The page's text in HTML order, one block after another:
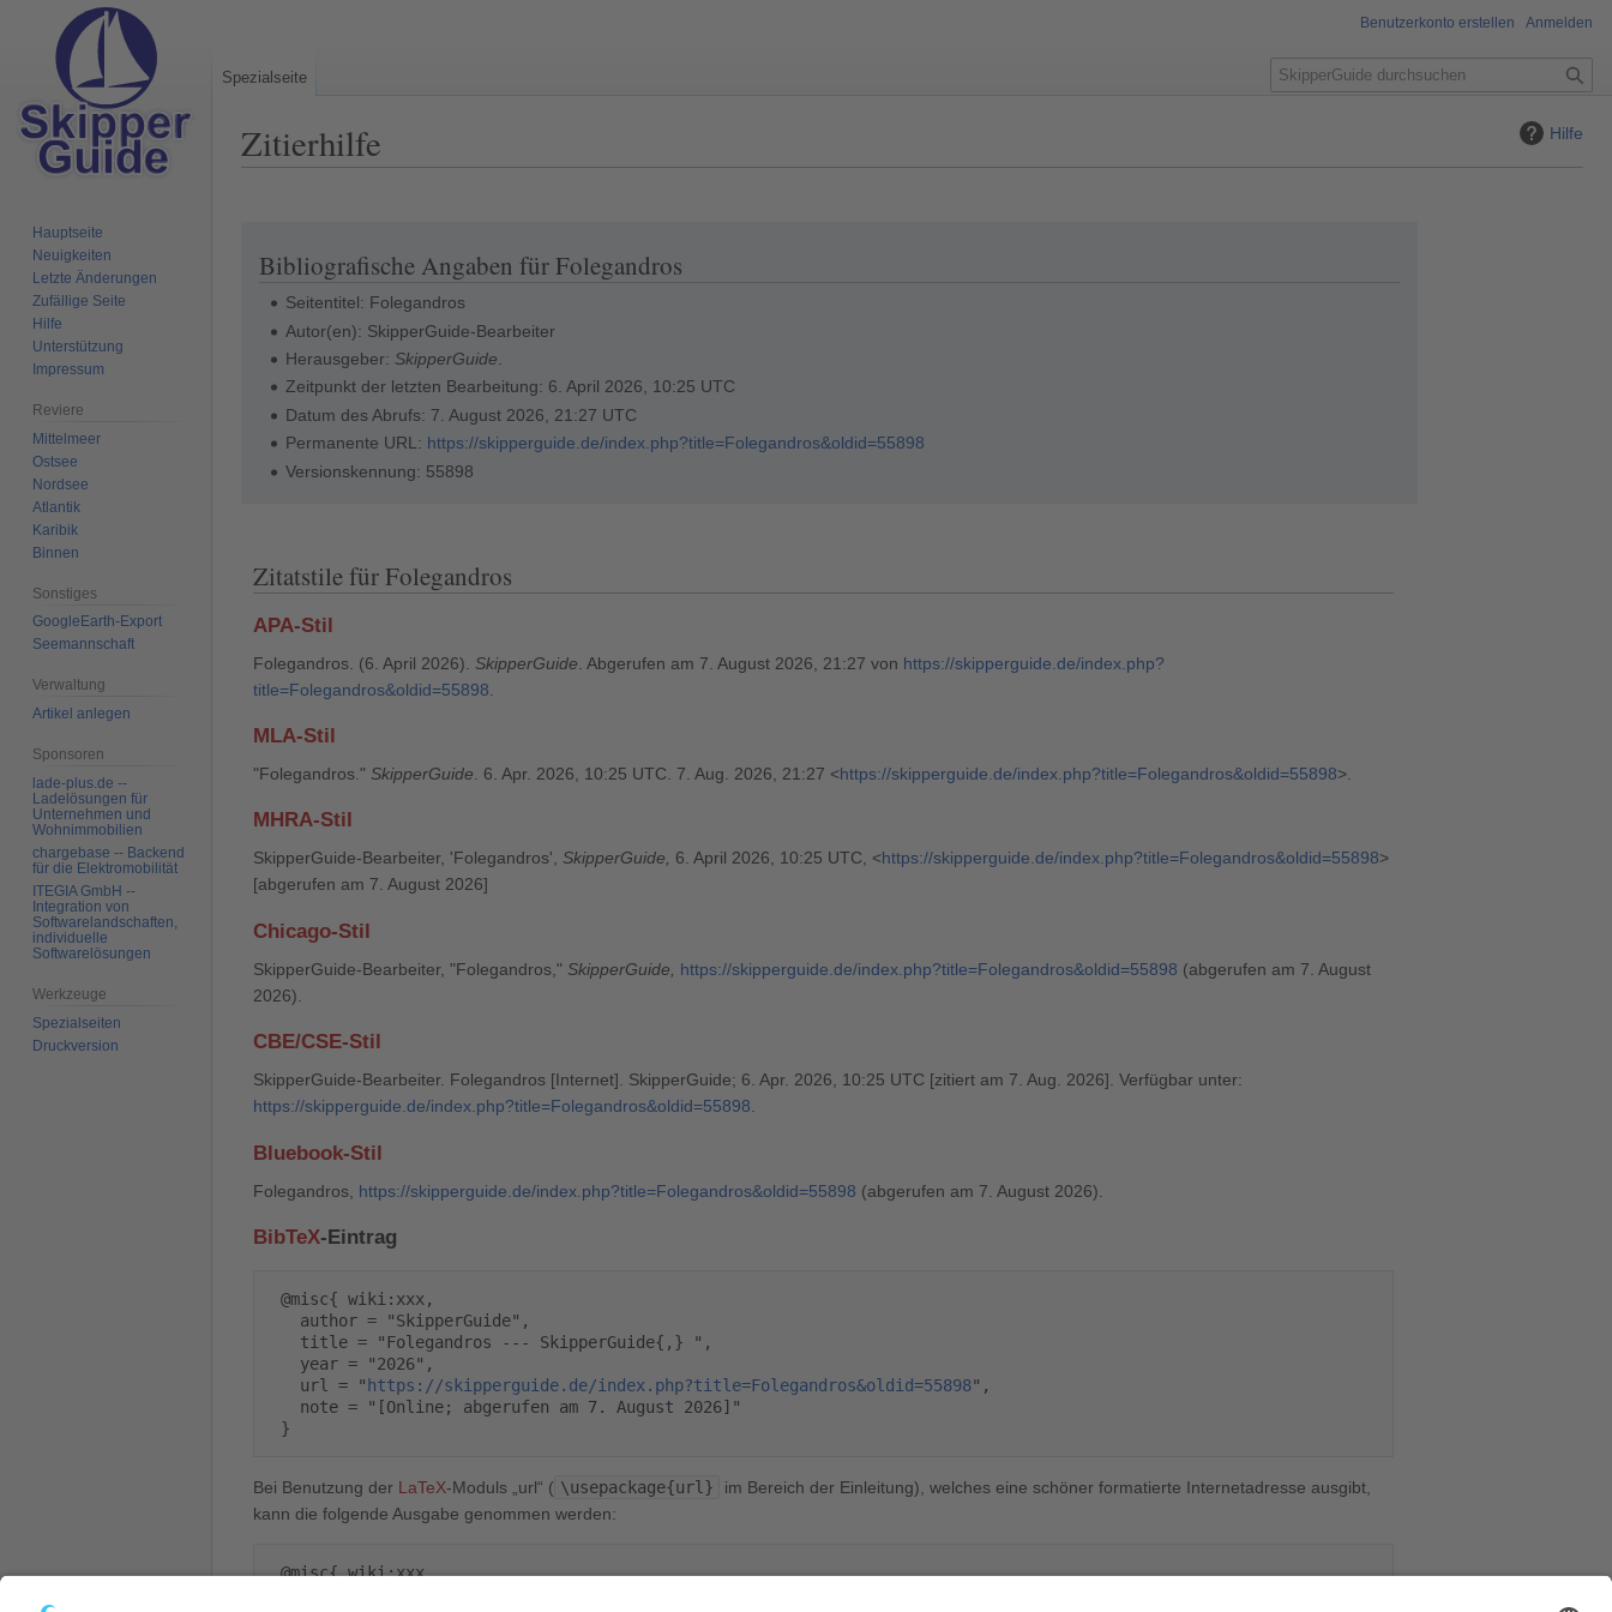
Hilfe
Zitierhilfe
Navigation
Suche
Bibliografische Angaben für Folegandros
Seitentitel: Folegandros
Autor(en): SkipperGuide-Bearbeiter
Herausgeber: SkipperGuide
Zeitpunkt der letzten Bearbeitung: 6. April 2026, 10:25 UTC
Datum des Abrufs: 7. August 2026, 21:27 UTC
Permanente URL: https://skipperguide.de/index.php?title=Folegandros&oldid=55898
Versionskennung: 55898
Zitatstile für Folegandros
APA-Stil
Folegandros. (6. April 2026). SkipperGuide . Abgerufen am 7. August 2026, 21:27 von https://skipperguide.de/index.php?
title=Folegandros&oldid=55898
MLA-Stil
"Folegandros." SkipperGuide . 6. Apr. 2026, 10:25 UTC. 7. Aug. 2026, 21:27 <https://skipperguide.de/index.php?title=Folegandros&oldid=55898>.
MHRA-Stil
SkipperGuide-Bearbeiter, 'Folegandros', SkipperGuide, 6. April 2026, 10:25 UTC, <https://skipperguide.de/index.php?title=Folegandros&oldid=55898>
[abgerufen am 7. August 2026]
Chicago-Stil
SkipperGuide-Bearbeiter, "Folegandros," SkipperGuide, https://skipperguide.de/index.php?title=Folegandros&oldid=55898 (abgerufen am 7. August
2026).
CBE/CSE-Stil
SkipperGuide-Bearbeiter. Folegandros [Internet]. SkipperGuide; 6. Apr. 2026, 10:25 UTC [zitiert am 7. Aug. 2026]. Verfügbar unter:
https://skipperguide.de/index.php?title=Folegandros&oldid=55898
Bluebook-Stil
Folegandros, https://skipperguide.de/index.php?title=Folegandros&oldid=55898 (abgerufen am 7. August 2026).
BibTeX-Eintrag
   url = "
https://skipperguide.de/index.php?title=Folegandros&oldid=55898",
Bei Benutzung der LaTeX-Moduls „url“ ( \usepackage{url}
im Bereich der Einleitung), welches eine schöner formatierte Internetadresse ausgibt,
kann die folgende Ausgabe genommen werden:
@misc{ wiki:xxx,
Benutzerkonto erstellen Anmelden
Spezialseite
S
u
e
Hauptseite
Neuigkeiten
Letzte Änderungen
Zufällige Seite
Hilfe
Unterstützung
Impressum
Reviere
Mittelmeer
Ostsee
Nordsee
Atlantik
Karibik
Binnen
Sonstiges
GoogleEarth-Export
Seemannschaft
Verwaltung
Artikel anlegen
Sponsoren
lade-plus.de --
Ladelösungen für
Unternehmen und
Wohnimmobilien
chargebase -- Backend
für die Elektromobilität
ITEGIA GmbH --
Integration von
Softwarelandschaften,
individuelle
Softwarelösungen
Werkzeuge
Spezialseiten
Druckversion